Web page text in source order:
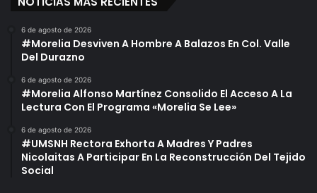
6 de agosto de 2026
#Morelia Desviven A Hombre A Balazos En Col. Valle
Del Durazno
6 de agosto de 2026
#Morelia Alfonso Martínez Consolido El Acceso A La
Lectura Con El Programa «Morelia Se Lee»
6 de agosto de 2026
#UMSNH Rectora Exhorta A Madres Y Padres
Nicolaitas A Participar En La Reconstrucción Del Tejido
Social